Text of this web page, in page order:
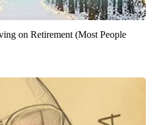
on Retirement (Most People